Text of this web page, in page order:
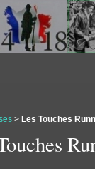
> Les Touches